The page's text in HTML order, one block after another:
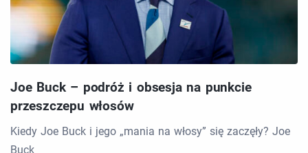
Joe Buck – podróż i obsesja na punkcie
przeszczepu włosów
Kiedy Joe Buck i jego „mania na włosy” się zaczęły? Joe
Buck